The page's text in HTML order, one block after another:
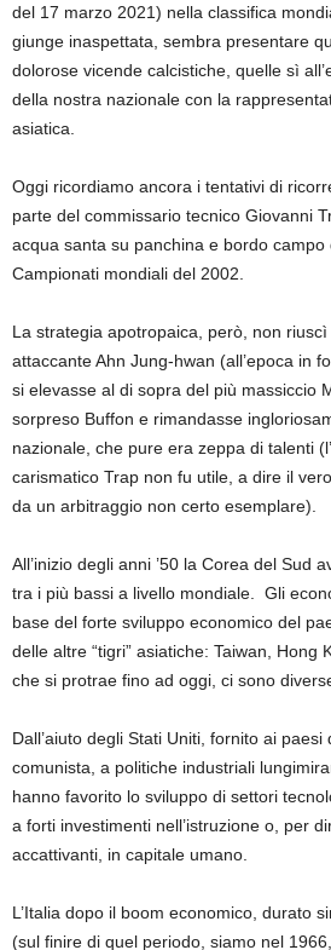
del 17 marzo 2021) nella classifica
giunge inaspettata , sembra presentare
dolorose vicende calcistiche , quelle sì
della nostra nazionale con la
asiatica.
Oggi ricordiamo ancora i tentativi di
parte del commissario tecnico Giovanni
acqua santa su panchina e bordo
Campionati mondiali del 2002.
L a strategia apotropaica, però, non riuscì
attaccanteAhn Jung-hwan (all’epoca in
si elevasse al di sopra del più massiccio
sorpreso Buffon e rimandasse
nazionale, che pure era zeppa di talenti
carismatico Trap non fu utile, a dire il
da un arbitraggio non certo esemplare)
All’inizio degli anni ’50 la Corea del Sud
tra i più bassi a livello mondiale.
Gli
base del forte sviluppo economico del
delle altre “tigri” asiatiche: Taiwan, Hong
che si protrae fino ad oggi ci sono
Dall’aiuto degli Stati Uniti, fornito ai paesi
comunista, a politiche industriali
hanno favorito lo sviluppo di settori
a forti investimenti nell’istruzione o per di
accattivanti , in capitale umano.
L’Italia dopo il boom economico durato s
(sul finire di quel periodo, siamo nel